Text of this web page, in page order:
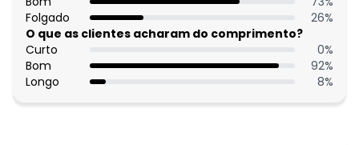
Folgado
26%
O que as clientes acharam do comprimento?
Curto
0%
Bom
92%
Longo
8%